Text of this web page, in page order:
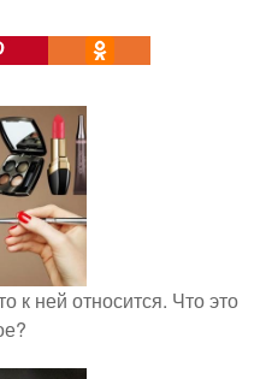
к ней относится. Что это